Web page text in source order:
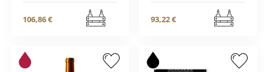
106,86 € 93,22 €